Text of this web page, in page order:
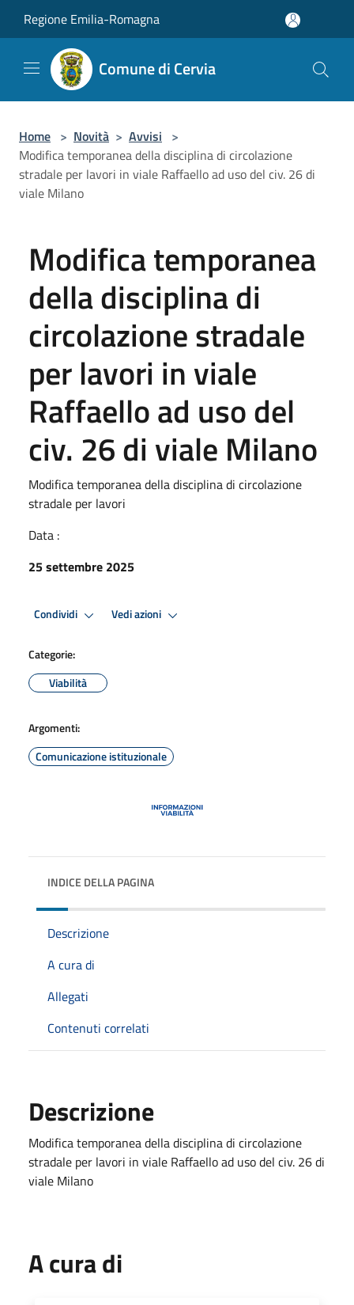
Regione Emilia-Romagna
Comune di Cervia
Home > Novità > Avvisi >
Modifica temporanea della disciplina di circolazione
stradale per lavori in viale Raffaello ad uso del civ. 26 di
viale Milano
Modifica temporanea
della disciplina di
circolazione stradale
per lavori in viale
Raffaello ad uso del
civ. 26 di viale Milano
Modifica temporanea della disciplina di circolazione
stradale per lavori
Data :
25 settembre 2025
Condividi Vedi azioni
Categorie:
Viabilità
Argomenti:
Comunicazione istituzionale
INDICE DELLA PAGINA
Descrizione
A cura di
Allegati
Contenuti correlati
Descrizione
Modifica temporanea della disciplina di circolazione
stradale per lavori in viale Raffaello ad uso del civ. 26 di
viale Milano
A cura di